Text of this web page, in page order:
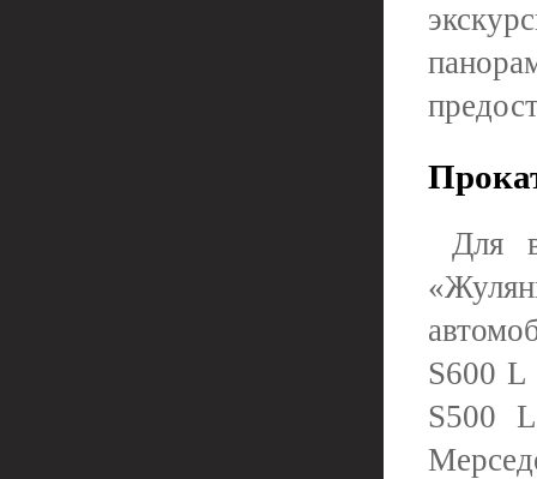
Для
S600
S500